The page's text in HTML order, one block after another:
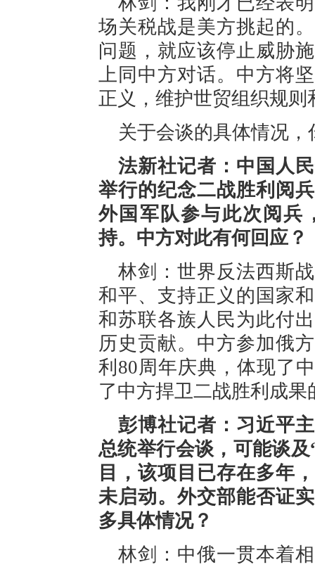
场关税战是美方挑起的
问题，就应该停止威胁
上同中方对话。中方将
正义，维护世贸组织规则
关于会谈的具体情况
法新社记者：中国人
举行的纪念二战胜利阅
外国军队参与此次阅兵
持。中方对此有何回应？
林剑：世界反法西斯
和平、支持正义的国家
和苏联各族人民为此付
历史贡献。中方参加俄
利80周年庆典，体现了
了中方捍卫二战胜利成果
彭博社记者：习近平
总统举行会谈，可能谈
目，该项目已存在多年
未启动。外交部能否证
多具体情况？
林剑：中俄一贯本着